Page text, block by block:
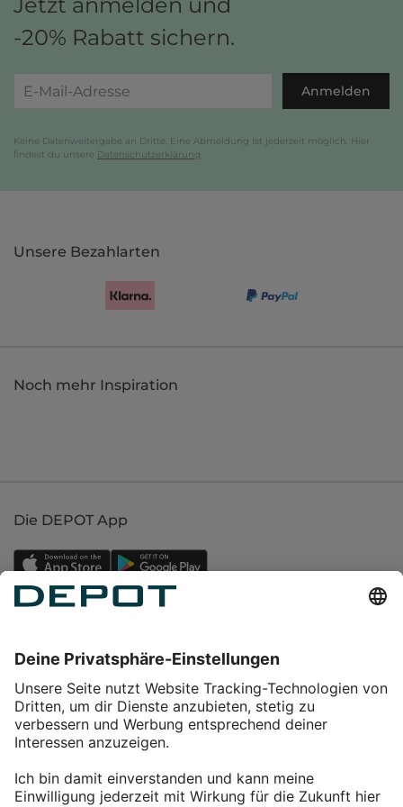
-20% Rabatt sichern.
Anmelden
Keine Datenweitergabe an Dritte. Eine Abmeldung ist jederzeit möglich. Hier
findest du unsere Datenschutzerklärung
Unsere Bezahlarten
Noch mehr Inspiration
Die DEPOT App
Service
Über DEPOT
Kontakt